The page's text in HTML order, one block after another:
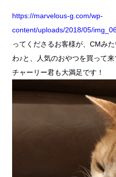
https://marvelous-g.com/wp-
content/uploads/2018/05/
ってくださるお客様が、CMみ
わ♪と、人気のおやつを買って
チャーリー君も大満足です！